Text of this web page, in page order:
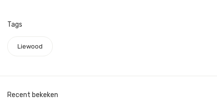
Tags
Liewood
Recent bekeken